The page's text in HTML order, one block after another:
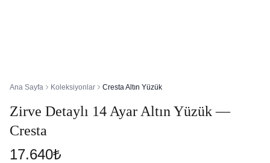
Ana Sayfa Koleksiyonlar Cresta Altın Yüzük
Zirve Detaylı 14 Ayar Altın Yüzük —
Cresta
17.640₺